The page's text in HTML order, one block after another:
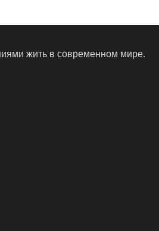
жить в современном мире.